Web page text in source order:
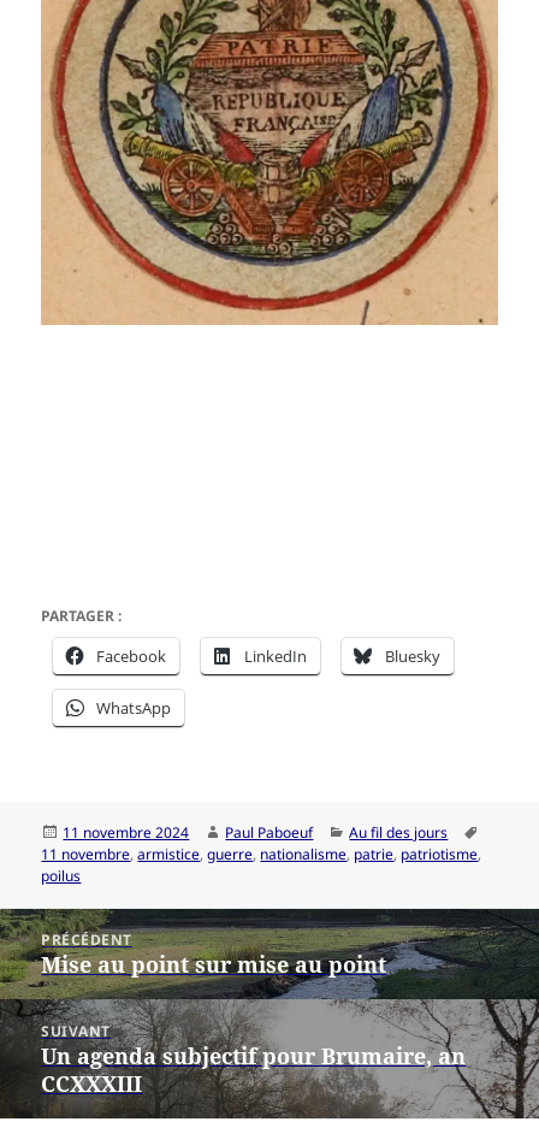
PARTAGER :
Facebook LinkedIn Bluesky
WhatsApp
Publié
le
11 novembre 2024 Auteur
Paul Paboeuf Catégories
Au fil des jours
11 novembre,armistice,guerre, nationalisme, patrie, patriotisme,
poilus
Navigation
de
l’article
PRÉCÉDENT
Article
précédent :
Mise au point sur mise au point
SUIVANT
Article
suivant :
Un agenda subjectif pour Brumaire, an
CCXXXIII